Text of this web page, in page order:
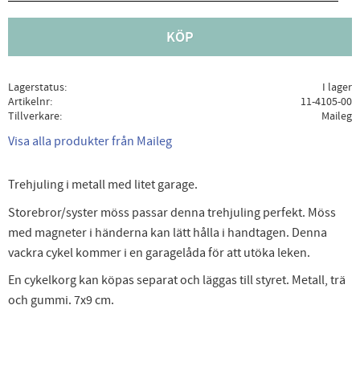
KÖP
Lagerstatus
I lager
Artikelnr
11-4105-00
Tillverkare
Maileg
Visa alla produkter från Maileg
Trehjuling i metall med litet garage.
Storebror/syster möss passar denna trehjuling perfekt. Möss
med magneter i händerna kan lätt hålla i handtagen. Denna
vackra cykel kommer i en garagelåda för att utöka leken.
En cykelkorg kan köpas separat och läggas till styret. Metall, trä
och gummi. 7x9 cm.